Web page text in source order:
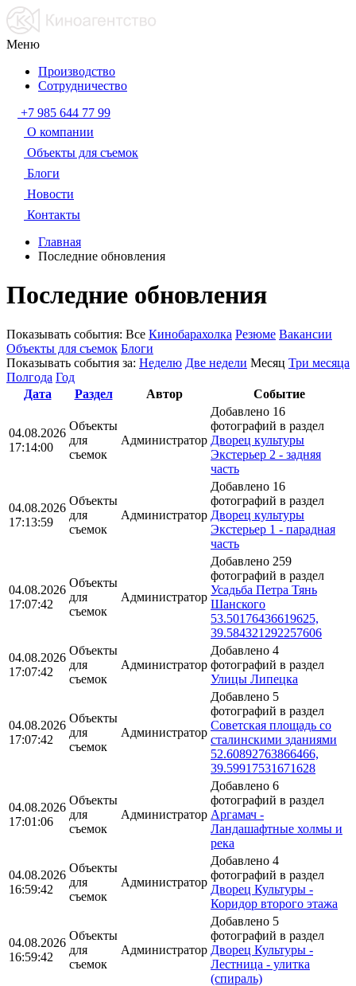
Меню
Производство
Сотрудничество
+7 985 644 77 99
О компании
Объекты для съемок
Блоги
Новости
Контакты
Главная
Последние обновления
Последние обновления
Показывать события: Все Кинобарахолка Резюме Вакансии
Объекты для съемок Блоги
Показывать события за: Неделю Две недели Месяц Три месяца
Полгода Год
Дата
Раздел Автор Событие
04.08.2026
17:14:00
Объекты
для
съемок
Администратор
Добавлено 16
фотографий в раздел
Дворец культуры
Экстерьер 2 - задняя
часть
04.08.2026
17:13:59
Объекты
для
съемок
Администратор
Добавлено 16
фотографий в раздел
Дворец культуры
Экстерьер 1 - парадная
часть
04.08.2026
17:07:42
Объекты
для
съемок
Администратор
Добавлено 259
фотографий в раздел
Усадьба Петра Тянь
Шанского
53.50176436619625,
39.584321292257606
04.08.2026
17:07:42
Объекты
для
съемок
Администратор
Добавлено 4
фотографий в раздел
Улицы Липецка
04.08.2026
17:07:42
Объекты
для
съемок
Администратор
Добавлено 5
фотографий в раздел
Советская площадь со
сталинскими зданиями
52.60892763866466,
39.59917531671628
04.08.2026
17:01:06
Объекты
для
съемок
Администратор
Добавлено 6
фотографий в раздел
Аргамач -
Ландашафтные холмы и
река
04.08.2026
16:59:42
Объекты
для
съемок
Администратор
Добавлено 4
фотографий в раздел
Дворец Культуры -
Коридор второго этажа
04.08.2026
16:59:42
Объекты
для
съемок
Администратор
Добавлено 5
фотографий в раздел
Дворец Культуры -
Лестница - улитка
(спираль)